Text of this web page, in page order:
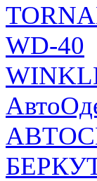
WD-40